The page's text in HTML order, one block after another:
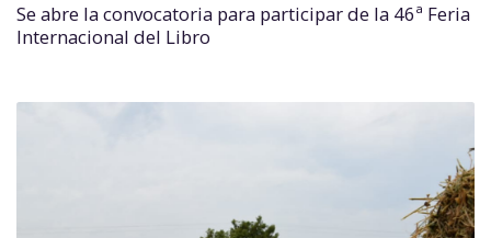
Se abre la convocatoria para participar de la 46ª Feria
Internacional del Libro